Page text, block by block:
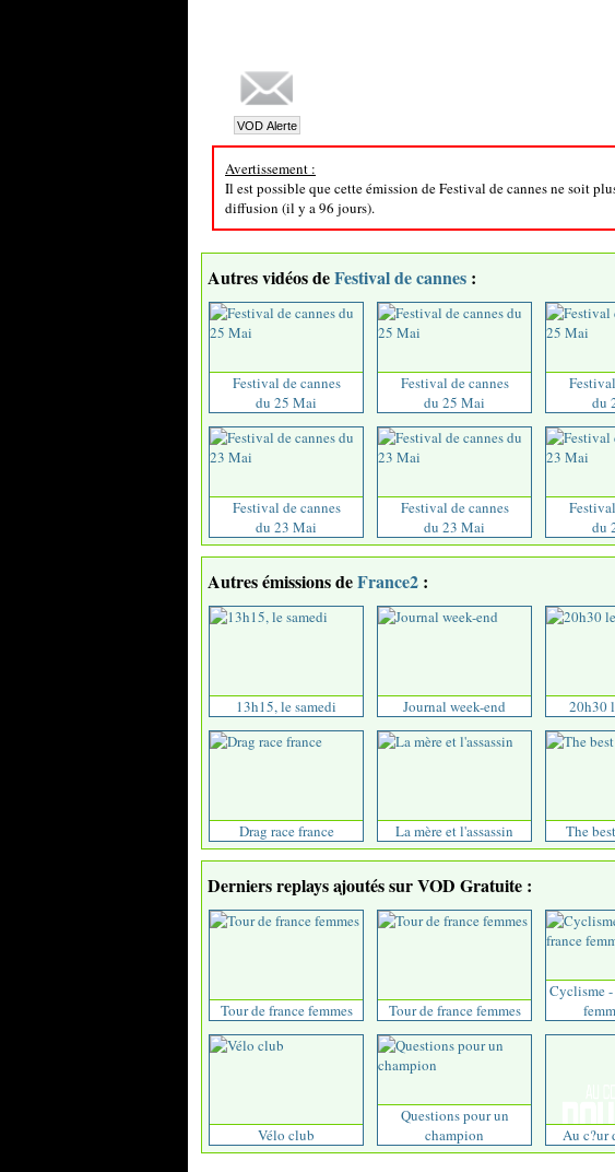
Avertissement :
Il est possible que cette émission de Festival de cannes ne soit
diffusion (il y a 96 jours).
Autres vidéos deFestival de cannes :
Festival de cannes
du 25 Mai
Festival de cannes
du 25 Mai
du
Festival de cannes
du 23 Mai
Festival de cannes
du 23 Mai
du
Autres émissions deFrance2 :
13h15, le samedi Journal week-end 20h30
Drag race france La mère et l'assassin The
Derniers replays ajoutés sur VOD Gratuite :
Tour de france femmes Tour de france femmes
Cyclisme
Vélo club
Questions pour un
champion
Au c?ur